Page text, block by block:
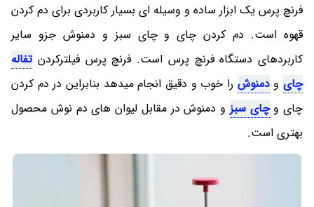
فرنچ پرس یک ابزار ساده و وسیله ای بسیار کاربردی برای دم کردن
قهوه است. دم کردن چای و چای سبز و دمنوش جزو سایر
کاربردهای دستگاه فرنچ پرس است. فرنچ پرس فیلترکردنتفاله
چایودمنوش را خوب و دقیق انجام میدهد بنابراین در دم کردن
چای وچای سبز و دمنوش در مقابل لیوان های دم نوش محصول
بهتری است.